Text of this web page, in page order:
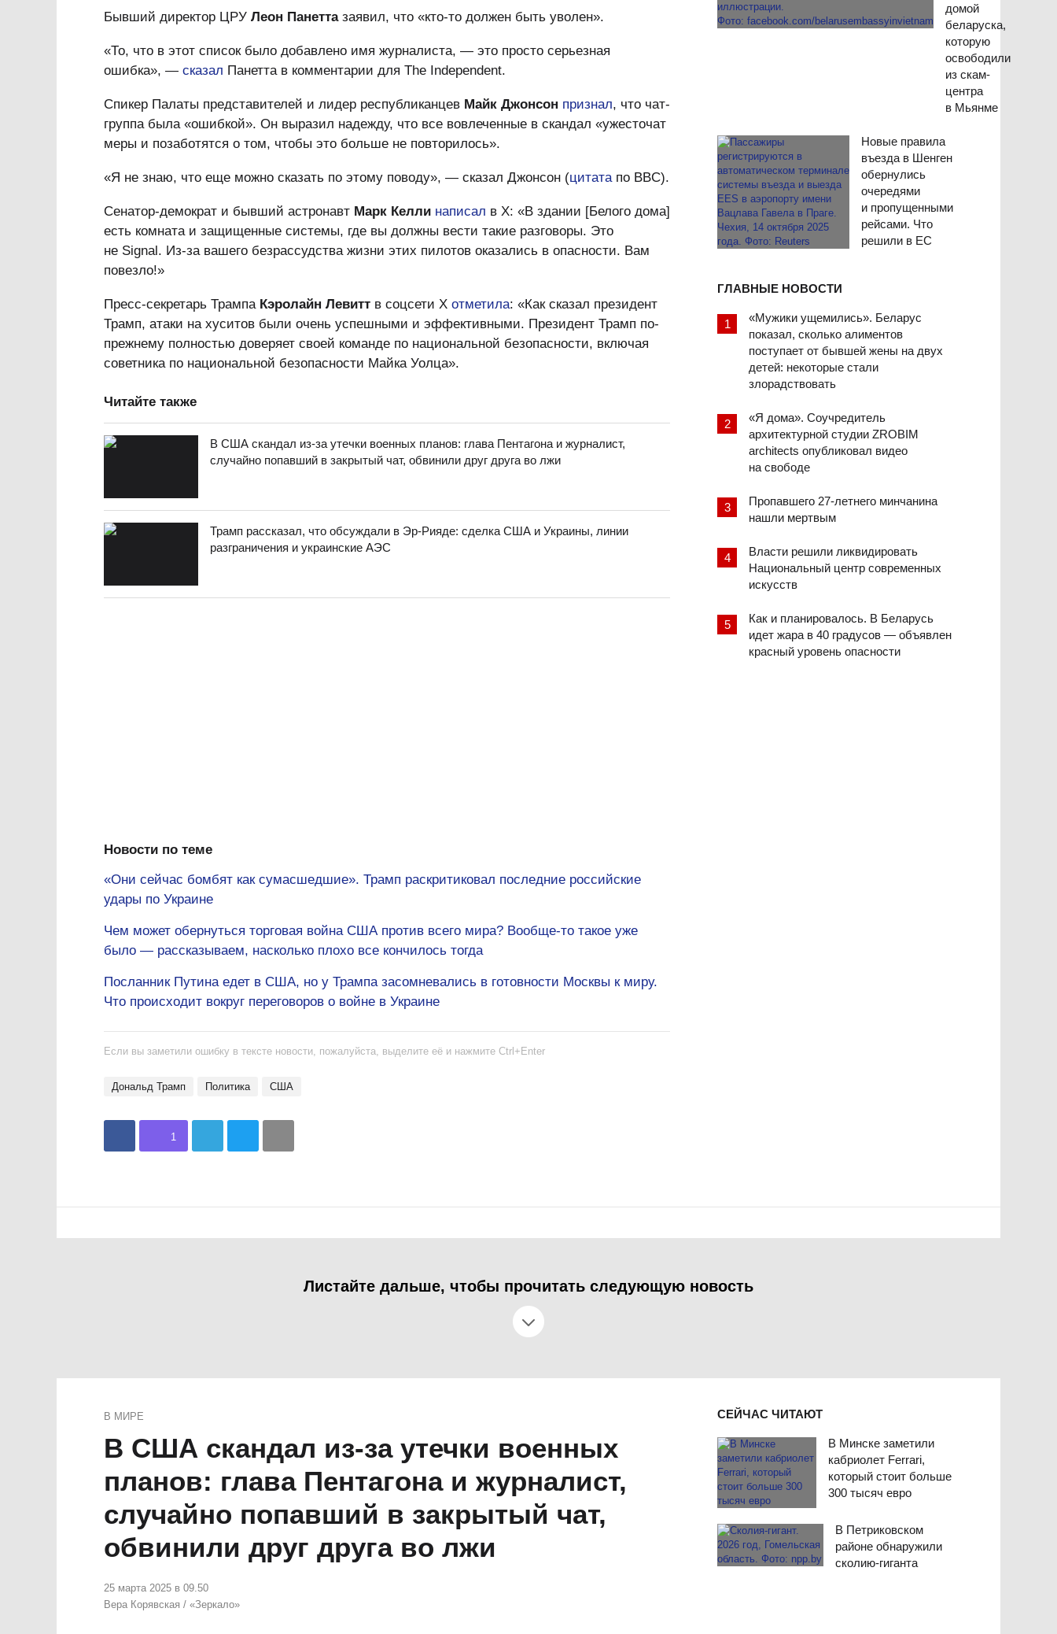
домой
беларуска,
которую
освободили
из скам-
центра
в Мьянме
Новые правила
въезда в Шенген
обернулись
очередями
и пропущенными
рейсами. Что
решили в ЕС
ГЛАВНЫЕ НОВОСТИ
«Мужики ущемились». Беларус
показал, сколько алиментов
поступает от бывшей жены на двух
детей: некоторые стали
злорадствовать
«Я дома». Соучредитель
архитектурной студии ZROBIM
architects опубликовал видео
на свободе
Пропавшего 27-летнего минчанина
нашли мертвым
Власти решили ликвидировать
Национальный центр современных
искусств
Как и планировалось. В Беларусь
идет жара в 40 градусов — объявлен
красный уровень опасности
Бывший директор ЦРУ Леон Панеттазаявил, что «кто-то должен быть уволен».
«То, что в этот список было добавлено имя журналиста, — это просто серьезная
ошибка», — сказал Панетта в комментарии для The Independent.
Спикер Палаты представителей и лидер республиканцев Майк Джонсон признал, что чат-
группа была «ошибкой». Он выразил надежду, что все вовлеченные в скандал «ужесточат
меры и позаботятся о том, чтобы это больше не повторилось».
«Я не знаю, что еще можно сказать по этому поводу», — сказал Джонсон (цитатапо BBC).
Сенатор-демократ и бывший астронавт Марк Келли написал в Х: «В здании [Белого дома]
есть комната и защищенные системы, где вы должны вести такие разговоры. Это
не Signal. Из-за вашего безрассудства жизни этих пилотов оказались в опасности. Вам
повезло!»
Пресс-секретарь Трампа Кэролайн Левитт в соцсети Х отметила: «Как сказал президент
Трамп, атаки на хуситов были очень успешными и эффективными. Президент Трамп по-
прежнему полностью доверяет своей команде по национальной безопасности, включая
советника по национальной безопасности Майка Уолца».
Читайте также
В США скандал из-за утечки военных планов: глава Пентагона и журналист,
случайно попавший в закрытый чат, обвинили друг друга во лжи
Трамп рассказал, что обсуждали в Эр-Рияде: сделка США и Украины, линии
разграничения и украинские АЭС
Новости по теме
«Они сейчас бомбят как сумасшедшие». Трамп раскритиковал последние российские
удары по Украине
Чем может обернуться торговая война США против всего мира? Вообще-то такое уже
было — рассказываем, насколько плохо все кончилось тогда
Посланник Путина едет в США, но у Трампа засомневались в готовности Москвы к миру.
Что происходит вокруг переговоров о войне в Украине
Если вы заметили ошибку в тексте новости, пожалуйста, выделите её и нажмите Ctrl+Enter
Дональд Трамп политика США
1
Листайте дальше, чтобы прочитать следующую новость